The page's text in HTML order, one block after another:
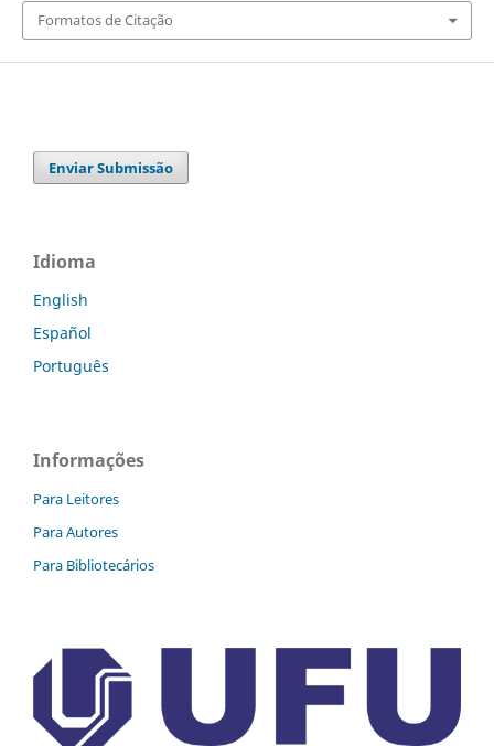
Formatos de Citação
Enviar Submissão
Idioma
English
Español
Português
Informações
Para Leitores
Para Autores
Para Bibliotecários